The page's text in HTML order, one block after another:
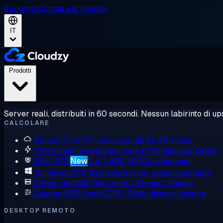
SupportoContatta le vendite
IT
Server reali, distribuiti in 60 secondi. Nessun labirinto di
CALCOLARE
Cloud VPS EPYC condiviso, da $2,48/mese
VPS ad alte prestazioni Core EPYC dedicati, DDR5
GPU VPS New L4, L40S, H100 on demand
Windows VPS Windows Server, admin completo
Server dedicati Bare metal a tenant singolo
Custom VPS Scegli CPU, RAM, disco su misura
DESKTOP REMOTO